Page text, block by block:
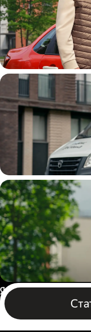
Автокурьер
Водитель
грузовой
Пеший
Бизнесу